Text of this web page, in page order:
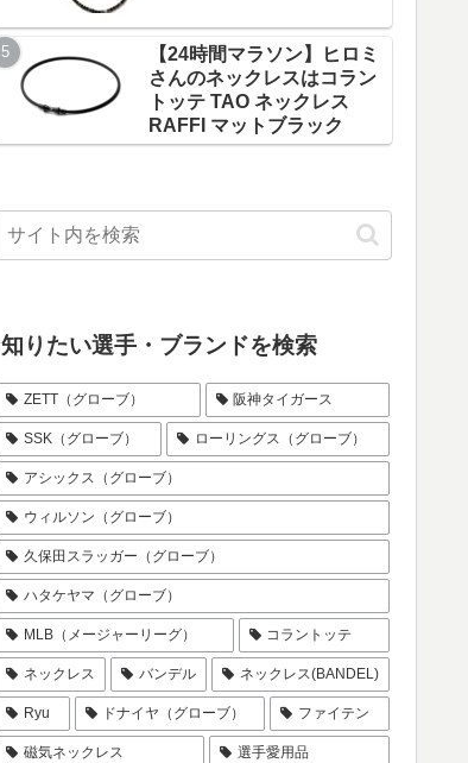
【カープ】髙木翔斗選手のグ
ローブは「ハタケヤマ」【24時間マラソン】ヒロミ
さんのネックレスはコラン
トッテ TAO ネックレス
RAFFI マットブラック
知りたい選手・ブランドを検索
ZETT（グローブ） 阪神タイガース
SSK（グローブ） ローリングス（グローブ）
アシックス（グローブ）
ウィルソン（グローブ）
久保田スラッガー（グローブ）
ハタケヤマ（グローブ）
MLB（メージャーリーグ） コラントッテ
ネックレス バンデル ネックレス(BANDEL)
Ryu ドナイヤ（グローブ） ファイテン
磁気ネックレス 選手愛用品